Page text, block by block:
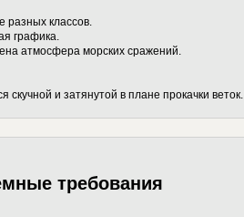
разных классов.
графика.
атмосфера морских сражений.
скучной и затянутой в плане прокачки веток.
требования